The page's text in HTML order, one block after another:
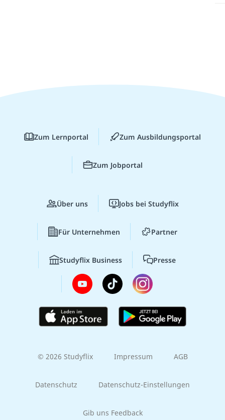
Zum Lernportal Zum Ausbildungsportal
Zum Jobportal
Über uns Jobs bei Studyflix
Für Unternehmen Partner
Studyflix Business Presse
© 2026 Studyflix Impressum AGB
Datenschutz Datenschutz-Einstellungen
Gib uns Feedback